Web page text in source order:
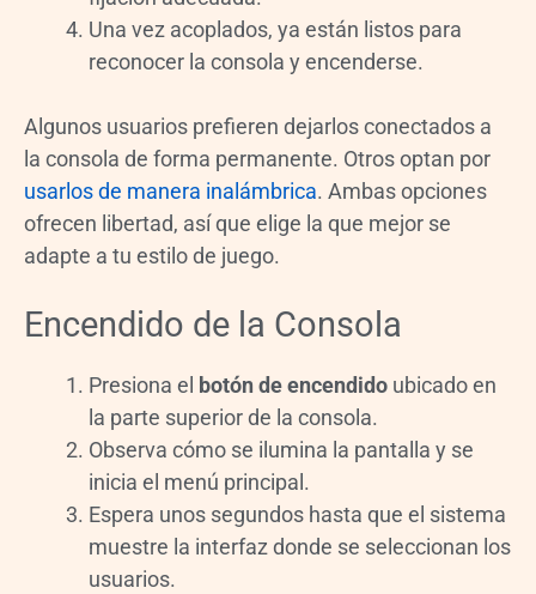
Una vez acoplados, ya están listos para
reconocer la consola y encenderse.
Algunos usuarios prefieren dejarlos conectados a
la consola de forma permanente. Otros optan por
usarlos de manera inalámbrica. Ambas opciones
ofrecen libertad, así que elige la que mejor se
adapte a tu estilo de juego.
Encendido de la Consola
Presiona el botón de encendido ubicado en
la parte superior de la consola.
Observa cómo se ilumina la pantalla y se
inicia el menú principal.
Espera unos segundos hasta que el sistema
muestre la interfaz donde se seleccionan los
usuarios.